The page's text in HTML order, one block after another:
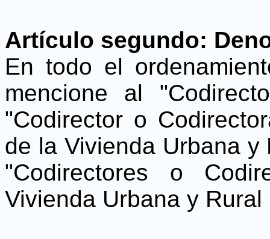
Artículo segundo:
En todo el
mencione al
"Codirector o
de la Vivienda Urbana
"Codirectores o
Vivienda Urbana y Rural